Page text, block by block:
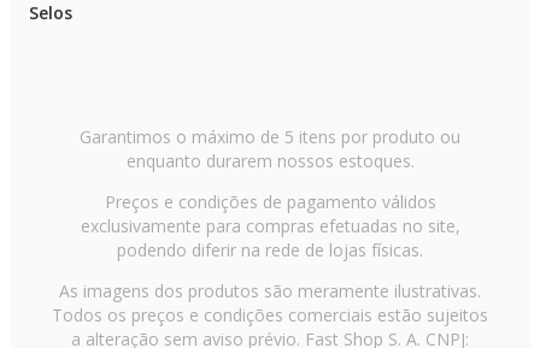
Selos
Garantimos o máximo de 5 itens por produto ou
enquanto durarem nossos estoques.
Preços e condições de pagamento válidos
exclusivamente para compras efetuadas no site,
podendo diferir na rede de lojas físicas.
As imagens dos produtos são meramente ilustrativas.
Todos os preços e condições comerciais estão sujeitos
a alteração sem aviso prévio. Fast Shop S. A. CNPJ: